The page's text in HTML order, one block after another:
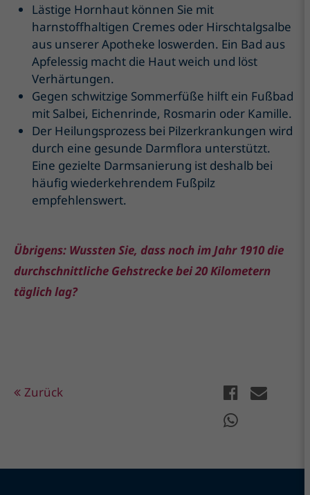
Lästige Hornhaut können Sie mit
harnstoffhaltigen Cremes oder Hirschtalgsalbe
aus unserer Apotheke loswerden. Ein Bad aus
Apfelessig macht die Haut weich und löst
Verhärtungen.
Gegen schwitzige Sommerfüße hilft ein Fußbad
mit Salbei, Eichenrinde, Rosmarin oder Kamille.
Der Heilungsprozess bei Pilzerkrankungen wird
durch eine gesunde Darmflora unterstützt.
Eine gezielte Darmsanierung ist deshalb bei
häufig wiederkehrendem Fußpilz
empfehlenswert.
Übrigens: Wussten Sie, dass noch im Jahr 1910 die
durchschnittliche Gehstrecke bei 20 Kilometern
täglich lag?
Zurück